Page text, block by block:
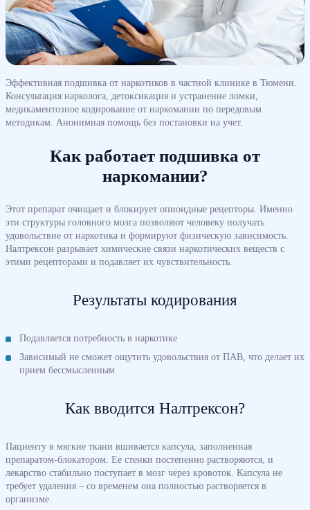
Эффективная подшивка от наркотиков в частной клинике в Тюмени.
Консультация нарколога, детоксикация и устранение ломки,
медикаментозное кодирование от наркомании по передовым
методикам. Анонимная помощь без постановки на учет.
Как работает подшивка от
наркомании?
Этот препарат очищает и блокирует опиоидные рецепторы. Именно
эти структуры головного мозга позволяют человеку получать
удовольствие от наркотика и формируют физическую зависимость.
Налтрексон разрывает химические связи наркотических веществ с
этими рецепторами и подавляет их чувствительность.
Результаты кодирования
Подавляется потребность в наркотике
Зависимый не сможет ощутить удовольствия от ПАВ, что делает их
прием бессмысленным
Как вводится Налтрексон?
Пациенту в мягкие ткани вшивается капсула, заполненная
препаратом-блокатором. Ее стенки постепенно растворяются, и
лекарство стабильно поступает в мозг через кровоток. Капсула не
требует удаления – со временем она полностью растворяется в
организме.